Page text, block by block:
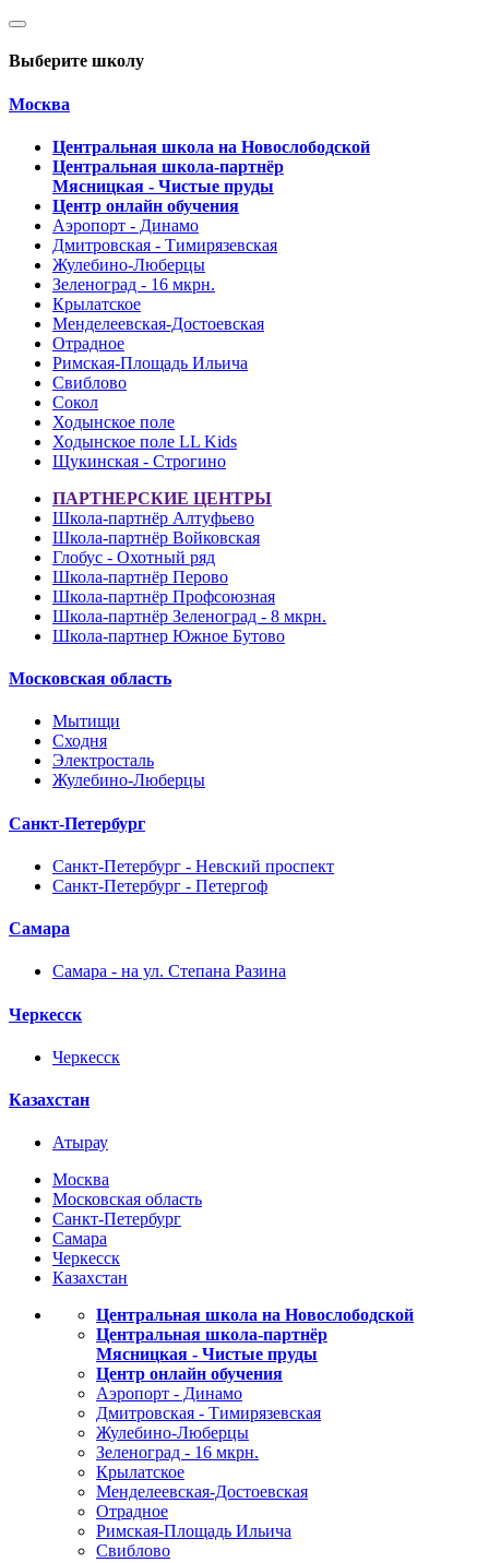
Выберите школу
Москва
Центральная школа на Новослободской
Центральная школа-партнёр
Мясницкая - Чистые пруды
Центр онлайн обучения
Аэропорт - Динамо
Дмитровская - Тимирязевская
Жулебино-Люберцы
Зеленоград - 16 мкрн.
Крылатское
Менделеевская-Достоевская
Отрадное
Римская-Площадь Ильича
Свиблово
Сокол
Ходынское поле
Ходынское поле LL Kids
Щукинская - Строгино
ПАРТНЕРСКИЕ ЦЕНТРЫ
Школа-партнёр Алтуфьево
Школа-партнёр Войковская
Глобус - Охотный ряд
Школа-партнёр Перово
Школа-партнёр Профсоюзная
Школа-партнёр Зеленоград - 8 мкрн.
Школа-партнер Южное Бутово
Московская область
Мытищи
Сходня
Электросталь
Жулебино-Люберцы
Санкт-Петербург
Санкт-Петербург - Невский проспект
Санкт-Петербург - Петергоф
Самара
Самара - на ул. Степана Разина
Черкесск
Черкесск
Казахстан
Атырау
Москва
Московская область
Санкт-Петербург
Самара
Черкесск
Казахстан
Центральная школа на Новослободской
Центральная школа-партнёр
Мясницкая - Чистые пруды
Центр онлайн обучения
Аэропорт - Динамо
Дмитровская - Тимирязевская
Жулебино-Люберцы
Зеленоград - 16 мкрн.
Крылатское
Менделеевская-Достоевская
Отрадное
Римская-Площадь Ильича
Свиблово